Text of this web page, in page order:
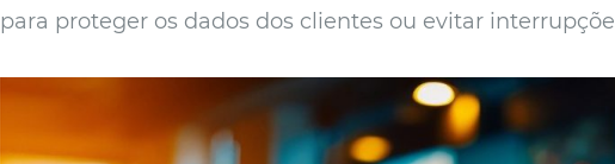
para proteger os dados dos clientes ou evitar